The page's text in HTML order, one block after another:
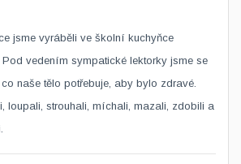
jsme vyráběli ve školní kuchyňce
vedením sympatické lektorky jsme se
naše tělo potřebuje, aby bylo zdravé.
loupali, strouhali, míchali, mazali, zdobili a